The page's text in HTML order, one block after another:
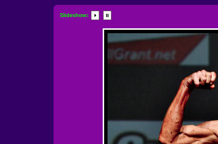
Slideshow: